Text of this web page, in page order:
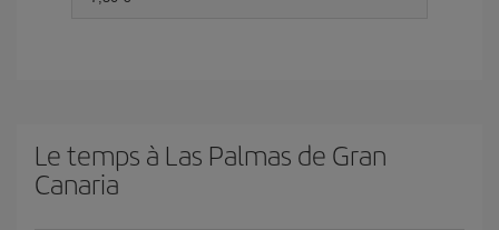
Le temps à Las Palmas de Gran
Canaria